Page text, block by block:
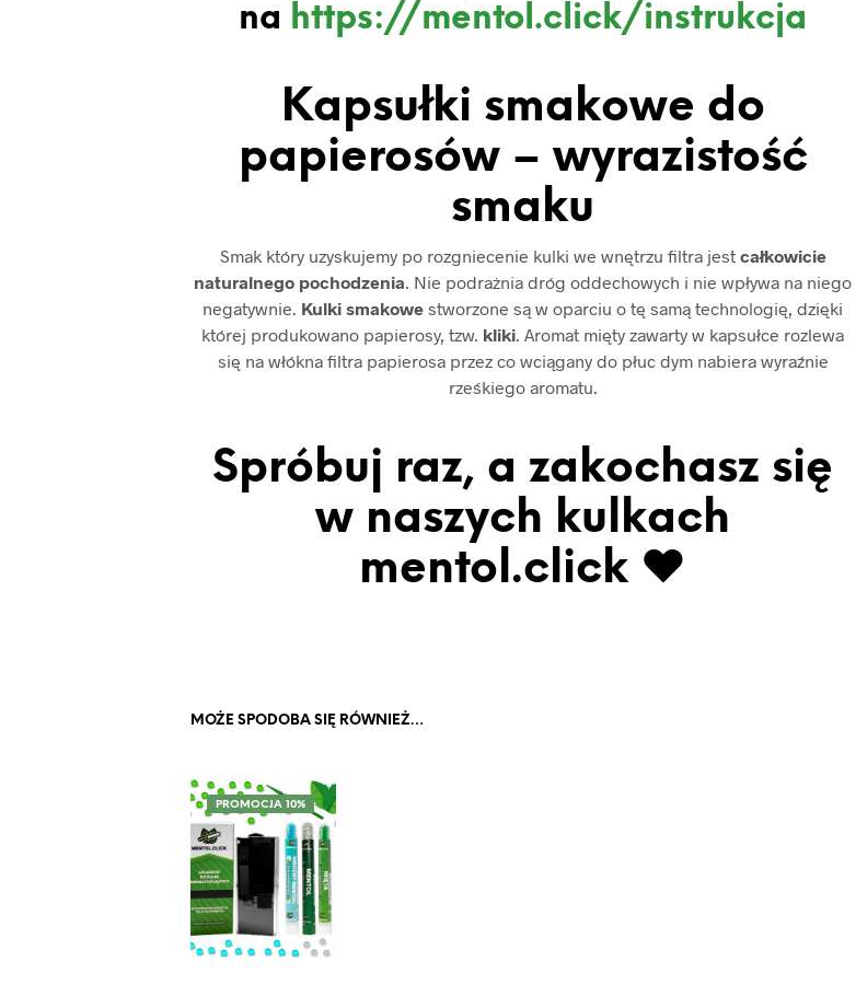
na https://mentol.click/instrukcja
Kapsułki smakowe do
papierosów – wyrazistość
smaku
Smak który uzyskujemy po rozgniecenie kulki we wnętrzu filtra jest całkowicie
naturalnego pochodzenia. Nie podrażnia dróg oddechowych i nie wpływa na niego
negatywnie. Kulki smakowe stworzone są w oparciu o tę samą technologię, dzięki
której produkowano papierosy, tzw. kliki. Aromat mięty zawarty w kapsułce rozlewa
się na włókna filtra papierosa przez co wciągany do płuc dym nabiera wyraźnie
rześkiego aromatu.
Spróbuj raz, a zakochasz się
w naszych kulkach
mentol.click ♥
MOŻE SPODOBA SIĘ RÓWNIEŻ…
PROMOCJA 10%